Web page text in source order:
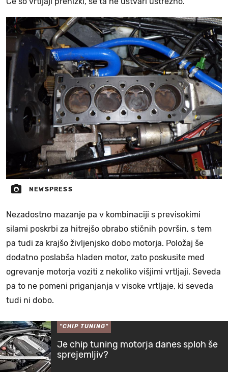
NEWSPRESS
Nezadostno mazanje pa v kombinaciji s previsokimi
silami poskrbi za hitrejšo obrabo stičnih površin, s tem
pa tudi za krajšo življenjsko dobo motorja. Položaj še
dodatno poslabša hladen motor, zato poskusite med
ogrevanje motorja voziti z nekoliko višjimi vrtljaji. Seveda
pa to ne pomeni priganjanja v visoke vrtljaje, ki seveda
tudi ni dobo.
"CHIP TUNING"
Je chip tuning motorja danes sploh še
sprejemljiv?